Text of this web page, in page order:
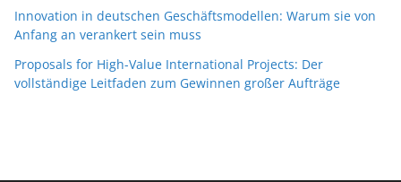
Innovation in deutschen Geschäftsmodellen: Warum sie von
Anfang an verankert sein muss
Proposals for High-Value International Projects: Der
vollständige Leitfaden zum Gewinnen großer Aufträge